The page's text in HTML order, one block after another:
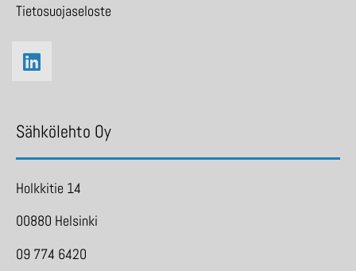
Tietosuojaseloste
Sähkölehto Oy
Holkkitie 14
00880 Helsinki
09 774 6420